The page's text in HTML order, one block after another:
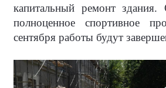
капитальный ремонт здания.
полноценное спортивное
сентября работы будут